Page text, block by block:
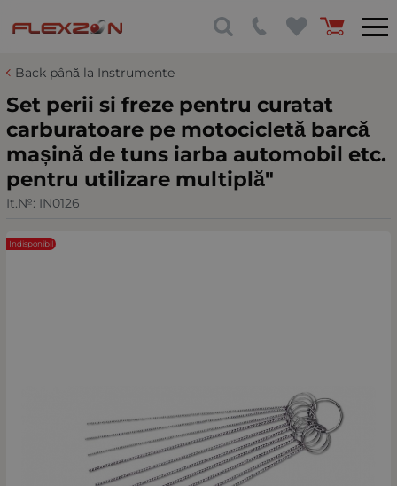
Back până la Instrumente
Set perii si freze pentru curatat
carburatoare pe motocicletă barcă
mașină de tuns iarba automobil etc.
pentru utilizare multiplă"
It.№: IN0126
Indisponibil